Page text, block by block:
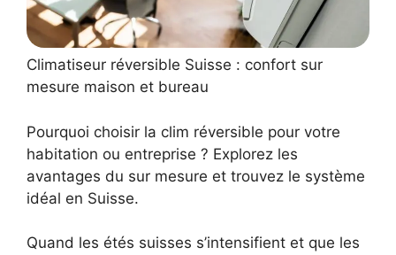
Climatiseur réversible Suisse : confort sur
mesure maison et bureau
Pourquoi choisir la clim réversible pour votre
habitation ou entreprise ? Explorez les
avantages du sur mesure et trouvez le système
idéal en Suisse.
Quand les étés suisses s’intensifient et que les